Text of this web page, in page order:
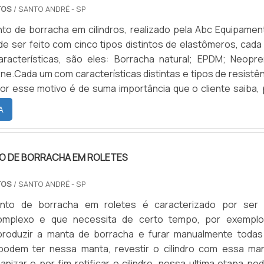
resistências distintas, por esse motivo é essencial
quais processos os eixos são submetidos e quais
respeito do revestimento de borracha, a
Gráficos disponibiliza em seu site algumas
essenciais para garantir a durabilidade dos cilindros
protegidos de luz, evitar a utilização de solventes
acetona, tolueno, e restaurador na limpeza dos cilindros,
dureza e a qualidade do revestimento.VEJA ONDE O
saber mais e tenha a melhor empresa ao seu lado,
no mercado e garanta a qualidade que sua empresa
/ SANTO ANDRÉ - SP
de borracha em cilindros, realizado pela Abc
ser feito com cinco tipos distintos de elastômeros, cada
são eles: Borracha natural; EPDM;
esse motivo é de suma importância que o cliente saiba,
com verniz ou tinta convencional, se aplica ...
DE BORRACHA EM ROLETES
/ SANTO ANDRÉ - SP
de borracha em roletes é caracterizado por ser
e que necessita de certo tempo, por
a manta de borracha e furar manualmente
ter nessa manta, revestir o cilindro com essa